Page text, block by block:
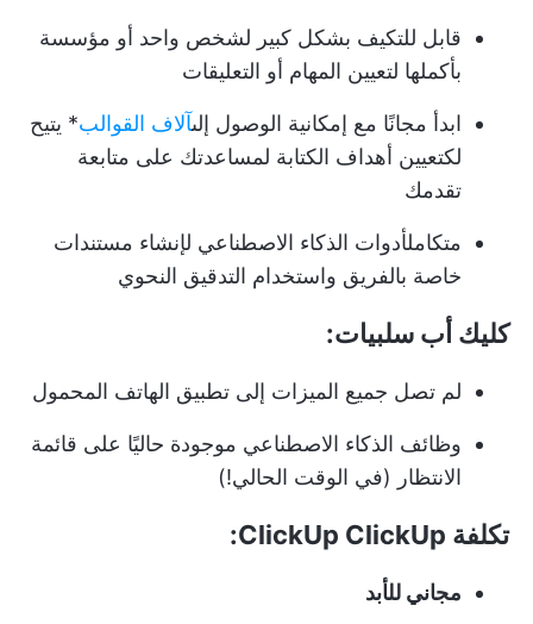
قابل للتكيف بشكل كبير لشخص واحد أو مؤسسة
بأكملها لتعيين المهام أو التعليقات
ابدأ مجانًا مع إمكانية الوصول إلىآلاف القوالب* يتيح
لكتعيين أهداف الكتابة لمساعدتك على متابعة
تقدمك
متكاملأدوات الذكاء الاصطناعي لإنشاء مستندات
خاصة بالفريق واستخدام التدقيق النحوي
كليك أب سلبيات:
لم تصل جميع الميزات إلى تطبيق الهاتف المحمول
وظائف الذكاء الاصطناعي موجودة حاليًا على قائمة
الانتظار (في الوقت الحالي!)
تكلفة ClickUp ClickUp:
مجاني للأبد